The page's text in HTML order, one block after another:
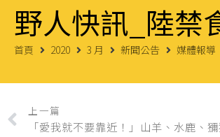
野人快訊_陸禁
首頁 2020 3 月 新聞公告 媒體報導
上一篇
「愛我就不要靠近！」山羊、水鹿、